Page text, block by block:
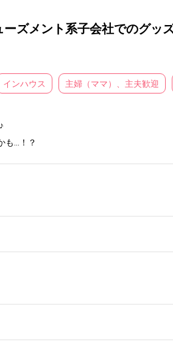
ズメント系子会社でのグッ
インハウス 主婦（ママ）、主夫歓迎
も…！？